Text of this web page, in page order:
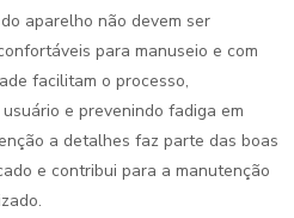
aparelho não devem ser
para manuseio e com
facilitam o processo,
e prevenindo fadiga em
a detalhes faz parte das boas
e contribui para a manutenção